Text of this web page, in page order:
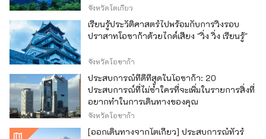
จังหวัดโตเกียว
เรียนรู้ประวัติศาสตร์ไปพร้อมกับการวิ่งรอบ
ปราสาทโอซาก้าด้วยไกด์เสียง "วิ่ง วิ่ง เรียนรู้"
จังหวัดโอซาก้า
ประสบการณ์ที่ดีที่สุดในโอซาก้า: 20
ประสบการณ์ที่ไม่ซ้ำใครที่จะเพิ่มในรายการสิ่งที่
อยากทำในการเดินทางของคุณ
จังหวัดโอซาก้า
[ออกเดินทางจากโตเกียว] ประสบการณ์ทัวร์